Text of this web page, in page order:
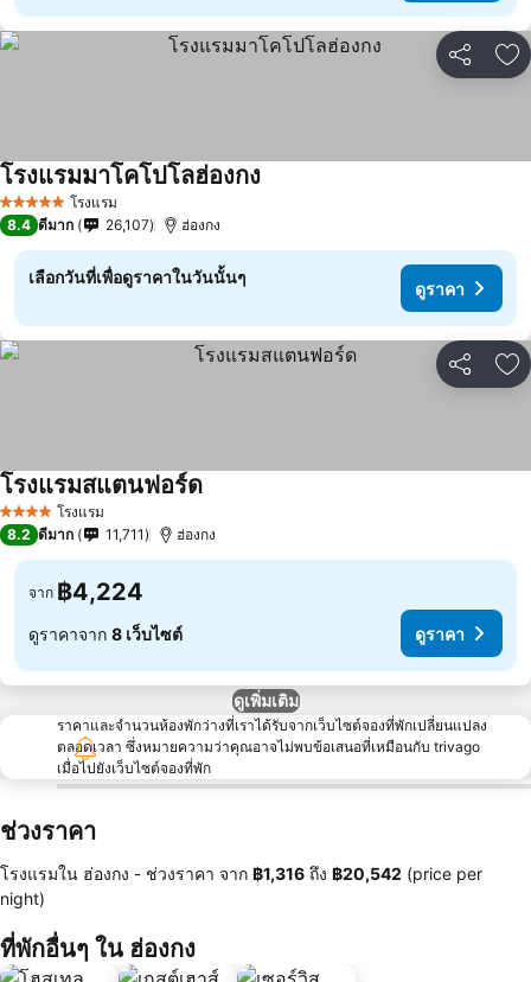
แชร์ เ
5 ดาว โรงแรม
โรงแรมมาโคโปโลฮ่องกง
8.4 ดีมาก 26,107 ฮ่องกง
เลือกวันที่เพื่อดูราคาในวันนั้นๆ
ดูราคา
แชร์ เ
4 ดาว โรงแรม
โรงแรมสแตนฟอร์ด
8.2 ดีมาก 11,711 ฮ่องกง
จาก ฿4,224
ดูราคาจาก 8 เว็บไซต์ ดูราคา
ดูเพิ่มเติม
ราคาและจำนวนห้องพักว่างที่เราได้รับจากเว็บไซต์จองที่พักเปลี่ยนแปลง
ตลอดเวลา ซึ่งหมายความว่าคุณอาจไม่พบข้อเสนอที่เหมือนกับ trivago
เมื่อไปยังเว็บไซต์จองที่พัก
ช่วงราคา
โรงแรมใน ฮ่องกง - ช่วงราคา จาก ‎฿1,316 ถึง ‎฿20,542 (price per
night)
ที่พักอื่นๆ ใน ฮ่องกง